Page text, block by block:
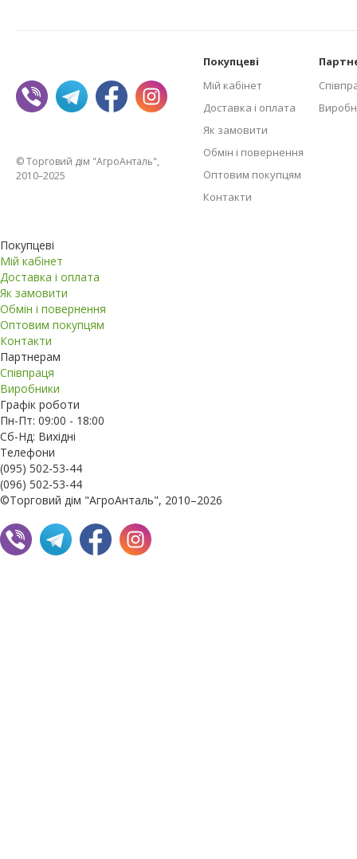
© Торговий дім "АгроАнталь",
2010–2025
Покупцеві
Мій кабінет
Доставка і оплата
Як замовити
Обмін і повернення
Оптовим покупцям
Контакти
Покупцеві
Мій кабінет
Доставка і оплата
Як замовити
Обмін і повернення
Оптовим покупцям
Контакти
Партнерам
Співпраця
Виробники
Графік роботи
Пн-Пт: 09:00 - 18:00
Сб-Нд: Вихідні
Телефони
(095) 502-53-44
(096) 502-53-44
©Торговий дім "АгроАнталь", 2010–2026